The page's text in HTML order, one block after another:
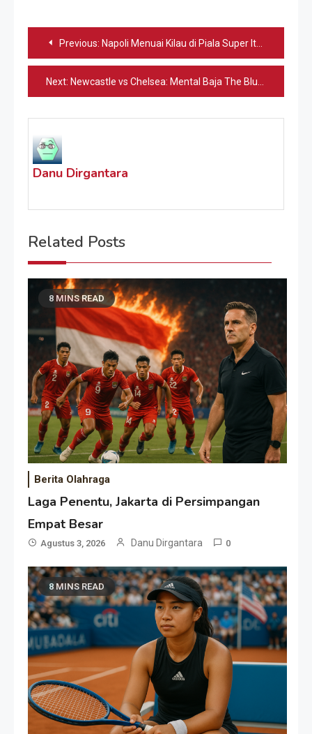
Navigasi
pos
Previous: Napoli Menuai Kilau di Piala Super Italia
Next: Newcastle vs Chelsea: Mental Baja The Blues di St James’ Park
Danu Dirgantara
Related Posts
8 MINS READ
Berita Olahraga
Laga Penentu, Jakarta di Persimpangan
Empat Besar
Agustus 3, 2026 Danu Dirgantara 0
8 MINS READ